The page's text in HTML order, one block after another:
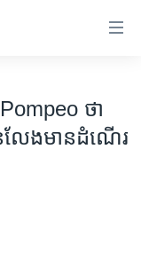
ថា
លែង​មាន​ដំណើរ​